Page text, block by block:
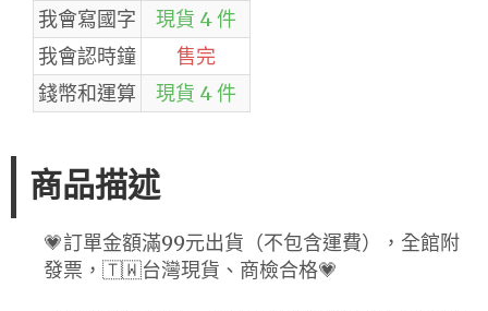
我會寫國字
現貨 4 件
我會認時鐘
售完
錢幣和運算
現貨 4 件
商品描述
💗訂單金額滿99元出貨（不包含運費），全館附
發票，🇹🇼台灣現貨、商檢合格💗